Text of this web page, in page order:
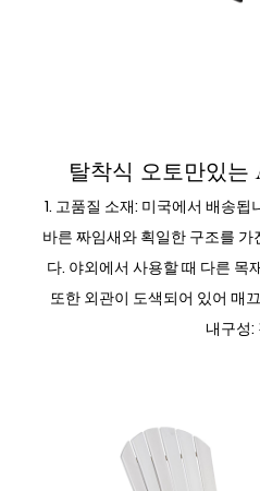
탈착식 오토만있
1. 고품질 소재: 미국에서 배송
바른 짜임새와 획일한 구조를
다. 야외에서 사용할 때 다른 목
또한 외관이 도색되어 있어 매
내구성: